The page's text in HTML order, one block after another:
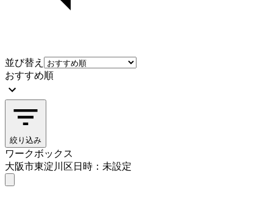
並び替え
おすすめ順
絞り込み
ワークボックス
大阪市東淀川区日時：未設定